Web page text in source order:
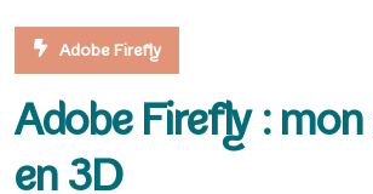
Adobe Firefly
Adobe Firefly :
en 3D